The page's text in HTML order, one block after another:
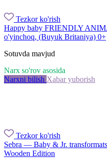
Tezkor ko'rish
Happy baby FRIENDLY
o'yinchoq, (Buyuk Britaniya) 0+
Sotuvda mavjud
Narx so'rov asosida
Narxni bilish Xabar yuborish
Tezkor ko'rish
Sebra — Baby & Jr.
Wooden Edition